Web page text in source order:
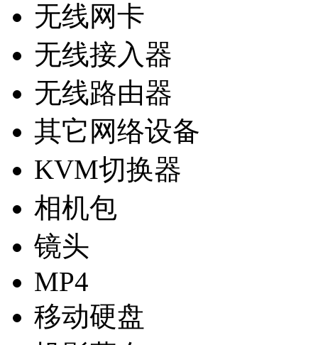
无线网卡
无线接入器
无线路由器
其它网络设备
KVM切换器
相机包
镜头
MP4
移动硬盘